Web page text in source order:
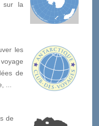
sur la
les
de
...
de